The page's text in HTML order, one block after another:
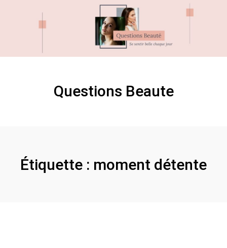
Questions Beaute
Étiquette : moment détente